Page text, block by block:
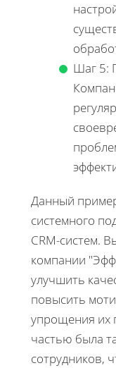
Шаг 5:
Данный
системного
CRM-систем.
компании
улучшить
повысить
упрощения их
частью была
сотрудников,